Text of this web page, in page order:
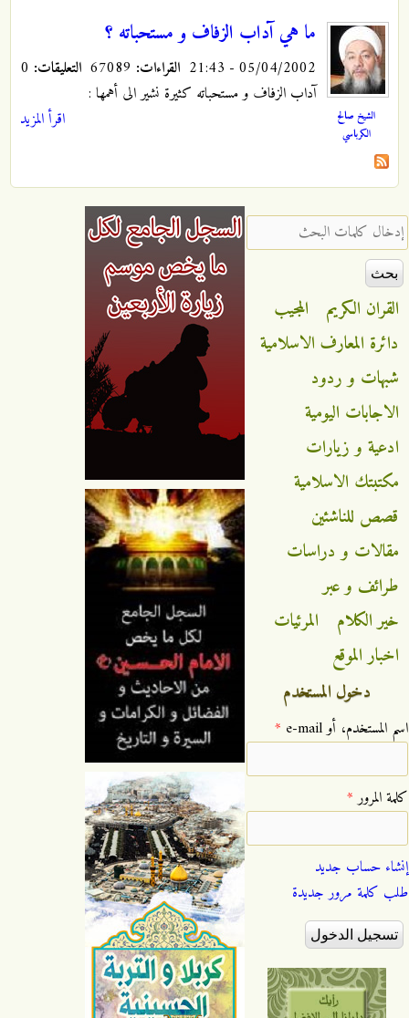
الشيخ صالح
الكرباسي
ما هي آداب الزفاف و مستحباته ؟
05/04/2002 - 21:43 القراءات: التعليقات:
آداب الزفاف و مستحباته كثيرة نشير الى أهمها :
اقرأ المزيد
‏إدخال كلمات البحث ‏
القران الكريم
المجيب
دائرة المعارف الاسلامية
شبهات و ردود
الاجابات اليومية
ادعية و زيارات
مكتبتك الاسلامية
قصص للناشئين
مقالات و دراسات
طرائف و عبر
خير الكلام
المرئيات
اخبار الموقع
دخول المستخدم
‏اسم المستخدم، أو e-mail ‏ *
‏كلمة المرور ‏*
إنشاء حساب جديد
طلب كلمة مرور جديدة